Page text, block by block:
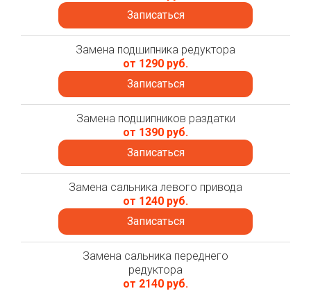
Записаться
Замена подшипника редуктора
от 1290 руб.
Записаться
Замена подшипников раздатки
от 1390 руб.
Записаться
Замена сальника левого привода
от 1240 руб.
Записаться
Замена сальника переднего
редуктора
от 2140 руб.